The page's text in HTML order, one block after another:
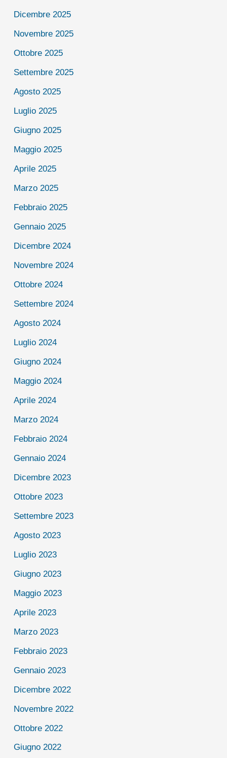
Dicembre 2025
Novembre 2025
Ottobre 2025
Settembre 2025
Agosto 2025
Luglio 2025
Giugno 2025
Maggio 2025
Aprile 2025
Marzo 2025
Febbraio 2025
Gennaio 2025
Dicembre 2024
Novembre 2024
Ottobre 2024
Settembre 2024
Agosto 2024
Luglio 2024
Giugno 2024
Maggio 2024
Aprile 2024
Marzo 2024
Febbraio 2024
Gennaio 2024
Dicembre 2023
Ottobre 2023
Settembre 2023
Agosto 2023
Luglio 2023
Giugno 2023
Maggio 2023
Aprile 2023
Marzo 2023
Febbraio 2023
Gennaio 2023
Dicembre 2022
Novembre 2022
Ottobre 2022
Giugno 2022